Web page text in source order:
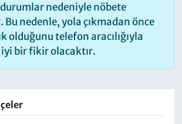
nedeniyle nöbete
nedenle, yola çıkmadan önce
olduğunu telefon aracılığıyla
bir fikir olacaktır.